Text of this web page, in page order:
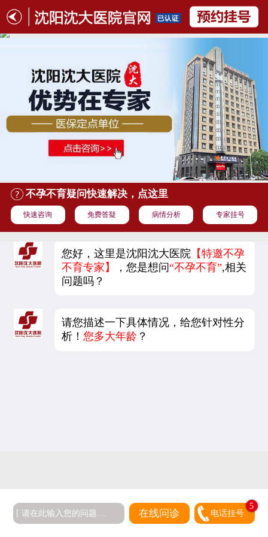
不孕不育疑问快速解决，点这里
快速咨询 免费答疑 病情分析 专家挂号
您好，这里是沈阳沈大医院 【特邀不孕
不育专家】
，您是想问“不孕不育”,相关
问题吗？
请您描述一下具体情况，给您针对性分
析！您多大年龄 ？
在线问诊 电话挂号
5